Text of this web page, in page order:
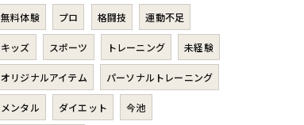
無料体験 プロ 格闘技 運動不足
キッズ スポーツ トレーニング 未経験
オリジナルアイテム パーソナルトレーニング
メンタル ダイエット 今池